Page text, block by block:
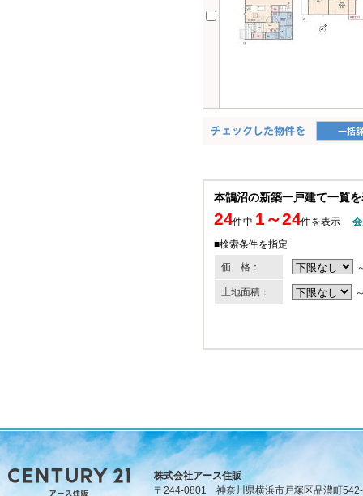
本鵠沼の新築一戸建て一覧
24件中 1～24件を表示
■検索条件を指定
価 格：
土地面積：
株式会社アース住販
〒244-0801 神奈川県横浜市戸塚区品濃町